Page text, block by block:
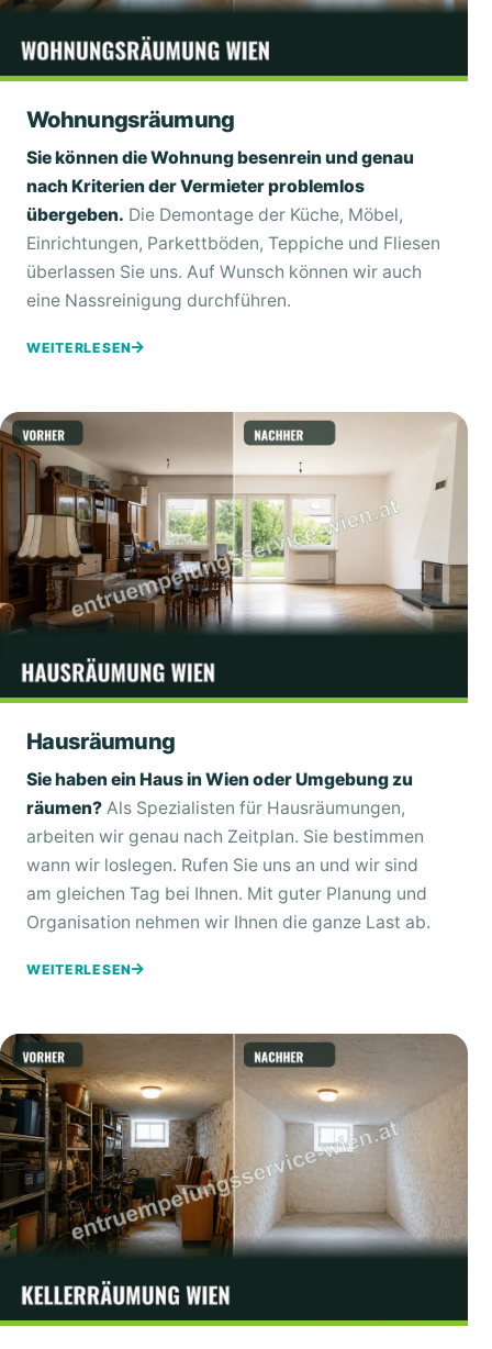
Wohnungsräumung
Sie können die Wohnung besenrein und genau
nach Kriterien der Vermieter problemlos
übergeben. Die Demontage der Küche, Möbel,
Einrichtungen, Parkettböden, Teppiche und Fliesen
überlassen Sie uns. Auf Wunsch können wir auch
eine Nassreinigung durchführen.
WEITERLESEN
Hausräumung
Sie haben ein Haus in Wien oder Umgebung zu
räumen? Als Spezialisten für Hausräumungen,
arbeiten wir genau nach Zeitplan. Sie bestimmen
wann wir loslegen. Rufen Sie uns an und wir sind
am gleichen Tag bei Ihnen. Mit guter Planung und
Organisation nehmen wir Ihnen die ganze Last ab.
WEITERLESEN